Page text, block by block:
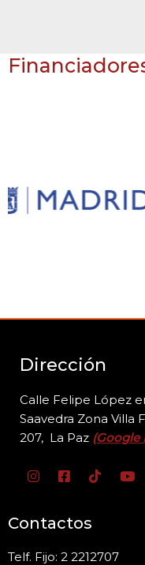
Dirección
Calle Felipe López
Saavedra Zona Villa
207, La Paz (Google
Contactos
Telf. Fijo: 2 2212707